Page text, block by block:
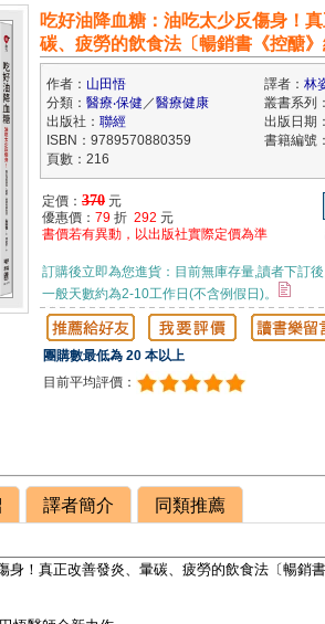
吃好油降血糖：油吃太少反傷身！
碳、疲勞的飲食法〔暢銷書《控醣》
作者： 山田悟 譯者： 林
分類： 醫療‧保健 ／醫療健康
叢書系列
出版社： 聯經
出版日期
ISBN：9789570880359
書籍編號
頁數：216
定價： 370 元
優惠價： 79 折 292 元
書價若有異動，以出版社實際定價為準
訂購後立即為您進貨：目前無庫存量,讀者下訂
一般天數約為2-10工作日(不含例假日)。
團購數最低為 20 本以上
目前平均評價：
譯者簡介 同類推薦